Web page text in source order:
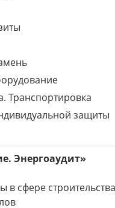
Транспортировка
защиты
Энергоаудит»
сфере